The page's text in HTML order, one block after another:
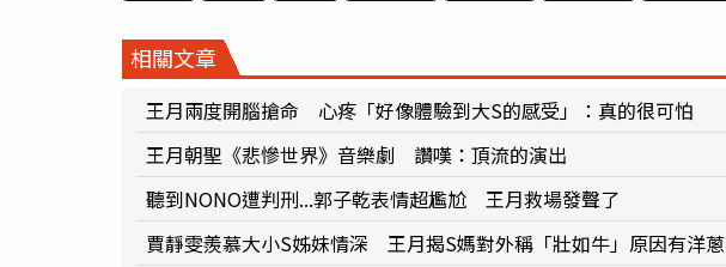
相關文章
王月兩度開腦搶命 心疼「好像體驗到大S的感受」：真的很可怕
王月朝聖《悲慘世界》音樂劇 讚嘆：頂流的演出
聽到NONO遭判刑...郭子乾表情超尷尬 王月救場發聲了
賈靜雯羨慕大小S姊妹情深 王月揭S媽對外稱「壯如牛」原因有洋蔥